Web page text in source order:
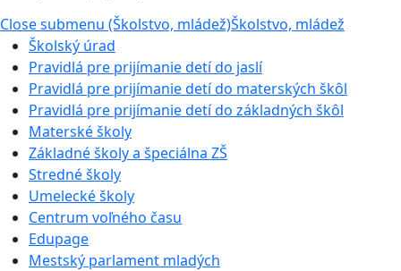
Close submenu (Školstvo, mládež)Školstvo, mládež
Školský úrad
Pravidlá pre prijímanie detí do jaslí
Pravidlá pre prijímanie detí do materských škôl
Pravidlá pre prijímanie detí do základných škôl
Materské školy
Základné školy a špeciálna ZŠ
Stredné školy
Umelecké školy
Centrum voľného času
Edupage
Mestský parlament mladých